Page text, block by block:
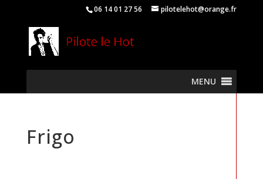
06 14 01 27 56 pilotelehot@orange.fr
MENU
Frigo